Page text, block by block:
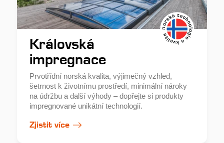
Královská
impregnace
Prvotřídní norská kvalita, výjimečný vzhled,
šetrnost k životnímu prostředí, minimální nároky
na údržbu a další výhody – dopřejte si produkty
impregnované unikátní technologií.
Zjistit více